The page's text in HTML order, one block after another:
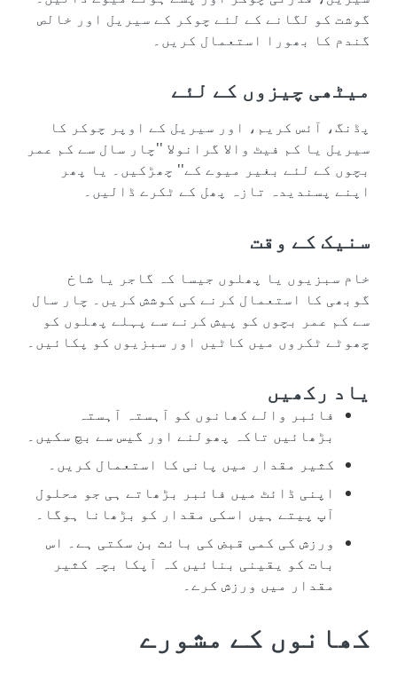
گوشت کو لگانے کے لئے چوکر کے سیریل اور خالص
گندم کا بھورا استعمال کریں۔
میٹھی چیزوں کے لئے
پڈنگ، آئس کریم، اور سیریل کے اوپر چوکر کا
سیریل یا کم فیٹ والا گرانولا ''چار سال سے کم عمر
بچوں کے لئے بغیر میوے کے'' چھڑکیں۔ یا پھر
اپنے پسندیدہ تازہ پھل کے ٹکرے ڈالیں۔
سنیک کے وقت
خام سبزیوں یا پھلوں جیسا کہ گاجر یا شاخ
گوبھی کا استعمال کرنے کی کوشش کریں۔ چار سال
سے کم عمر بچوں کو پیش کرنے سے پہلے پھلوں کو
چھوٹے ٹکروں میں کاٹیں اور سبزیوں کو پکائیں۔
یاد رکھیں
فائبر والے کھانوں کو آہستہ آہستہ
بڑھائیں تاکہ پھولنے اور گیس سے بچ سکیں۔
کثیر مقدار میں پانی کا استعمال کریں۔
اپنی ڈائٹ میں فائبر بڑھاتے ہی جو محلول
آپ پیتے ہیں اسکی مقدار کو بڑھانا ہوگا۔
ورزش کی کمی قبض کی بائث بن سکتی ہے۔ اس
بات کو یقینی بنائیں کہ آپکا بچہ کثیر
مقدار میں ورزش کرے۔
کھانوں کے مشورے